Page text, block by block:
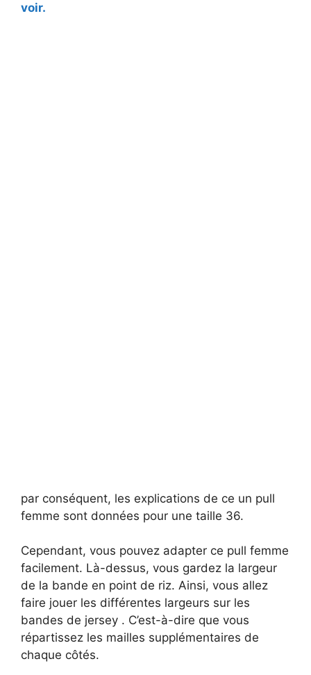
voir.
par conséquent, les explications de ce un pull
femme sont données pour une taille 36.
Cependant, vous pouvez adapter ce pull femme
facilement. Là-dessus, vous gardez la largeur
de la bande en point de riz. Ainsi, vous allez
faire jouer les différentes largeurs sur les
bandes de jersey . C’est-à-dire que vous
répartissez les mailles supplémentaires de
chaque côtés.